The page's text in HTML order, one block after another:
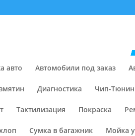
авто Автомобили под заказ
Диагностика Чип-
Тактилизация Покраска
Сумка в багажник Мойка